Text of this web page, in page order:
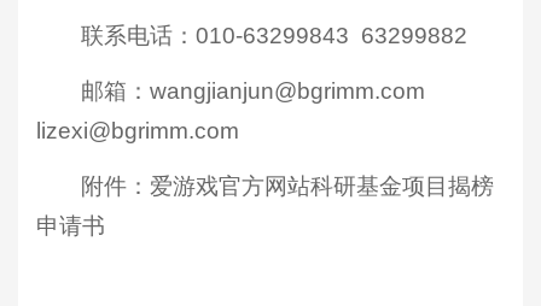
联系电话：010-63299843 63299882
邮箱：wangjianjun@bgrimm.com
lizexi@bgrimm.com
附件：爱游戏官方网站科研基金项目揭榜
申请书